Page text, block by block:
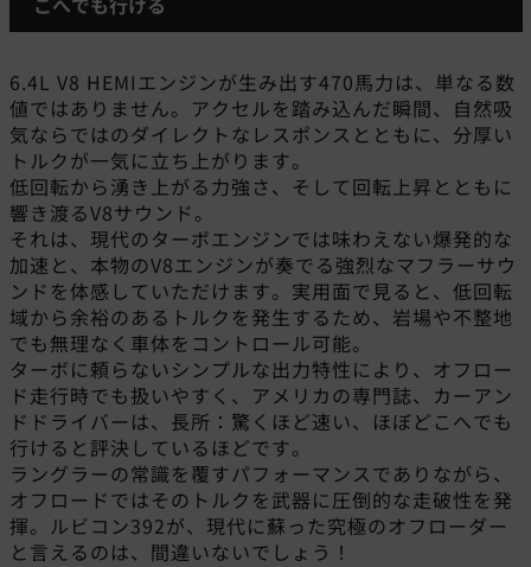
6.4L V8 HEMIエンジンが生み出す470馬力は、単なる数
値ではありません。アクセルを踏み込んだ瞬間、自然吸
気ならではのダイレクトなレスポンスとともに、分厚い
トルクが一気に立ち上がります。
低回転から湧き上がる力強さ、そして回転上昇とともに
響き渡るV8サウンド。
それは、現代のターボエンジンでは味わえない爆発的な
加速と、本物のV8エンジンが奏でる強烈なマフラーサウ
ンドを体感していただけます。実用面で見ると、低回転
域から余裕のあるトルクを発生するため、岩場や不整地
でも無理なく車体をコントロール可能。
ターボに頼らないシンプルな出力特性により、オフロー
ド走行時でも扱いやすく、アメリカの専門誌、カーアン
ドドライバーは、長所：驚くほど速い、ほぼどこへでも
行けると評決しているほどです。
ラングラーの常識を覆すパフォーマンスでありながら、
オフロードではそのトルクを武器に圧倒的な走破性を発
揮。ルビコン392が、現代に蘇った究極のオフローダー
と言えるのは、間違いないでしょう！